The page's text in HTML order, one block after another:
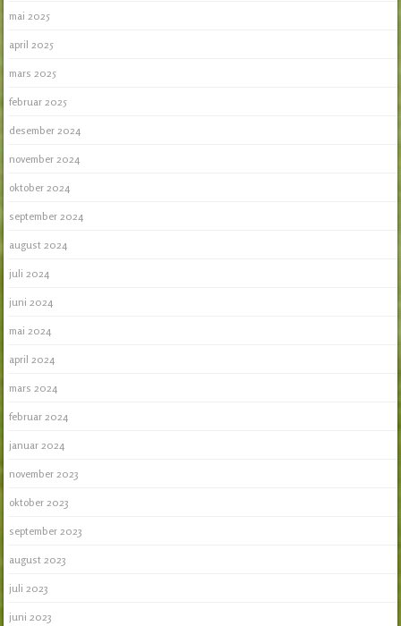
mai 2025
april 2025
mars 2025
februar 2025
desember 2024
november 2024
oktober 2024
september 2024
august 2024
juli 2024
juni 2024
mai 2024
april 2024
mars 2024
februar 2024
januar 2024
november 2023
oktober 2023
september 2023
august 2023
juli 2023
juni 2023